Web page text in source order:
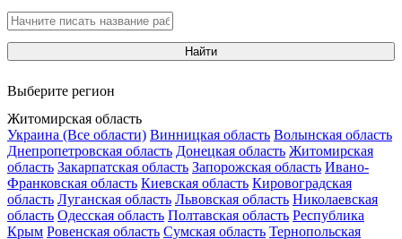
Найти
Выберите регион
Житомирская область
Украина (Все области) Винницкая область Волынская область
Днепропетровская область Донецкая область Житомирская
область Закарпатская область Запорожская область Ивано-
Франковская область Киевская область Кировоградская
область Луганская область Львовская область Николаевская
область Одесская область Полтавская область Республика
Крым Ровенская область Сумская область Тернопольская